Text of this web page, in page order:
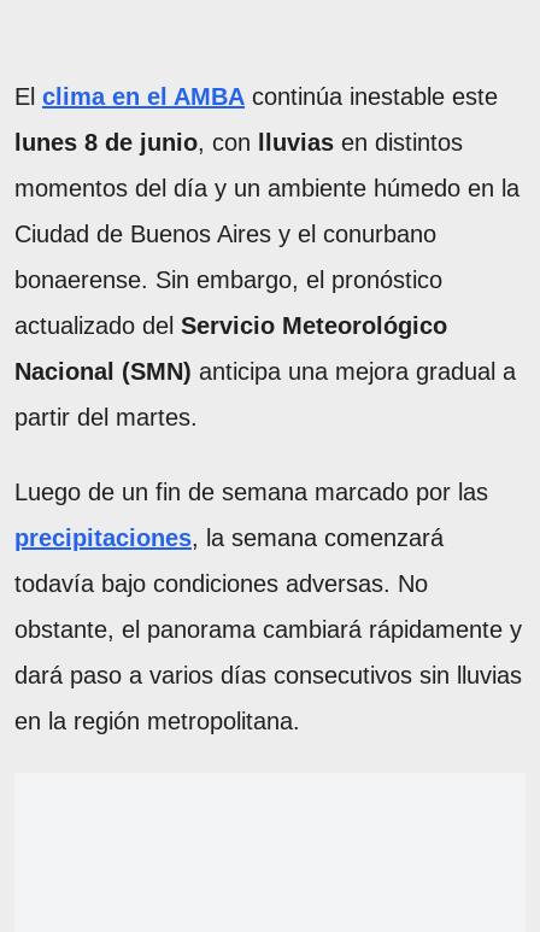
El clima en el AMBA continúa inestable este
lunes 8 de junio, con lluvias en distintos
momentos del día y un ambiente húmedo en la
Ciudad de Buenos Aires y el conurbano
bonaerense. Sin embargo, el pronóstico
actualizado del Servicio Meteorológico
Nacional (SMN) anticipa una mejora gradual a
partir del martes.
Luego de un fin de semana marcado por las
precipitaciones, la semana comenzará
todavía bajo condiciones adversas. No
obstante, el panorama cambiará rápidamente y
dará paso a varios días consecutivos sin lluvias
en la región metropolitana.